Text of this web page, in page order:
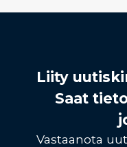
Liity
Saat
Vastaanota